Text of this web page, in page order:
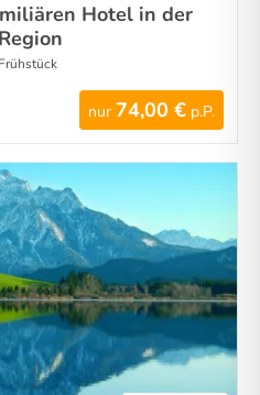
Hotel in der
Frühstück
nur 74,00 € p.P.